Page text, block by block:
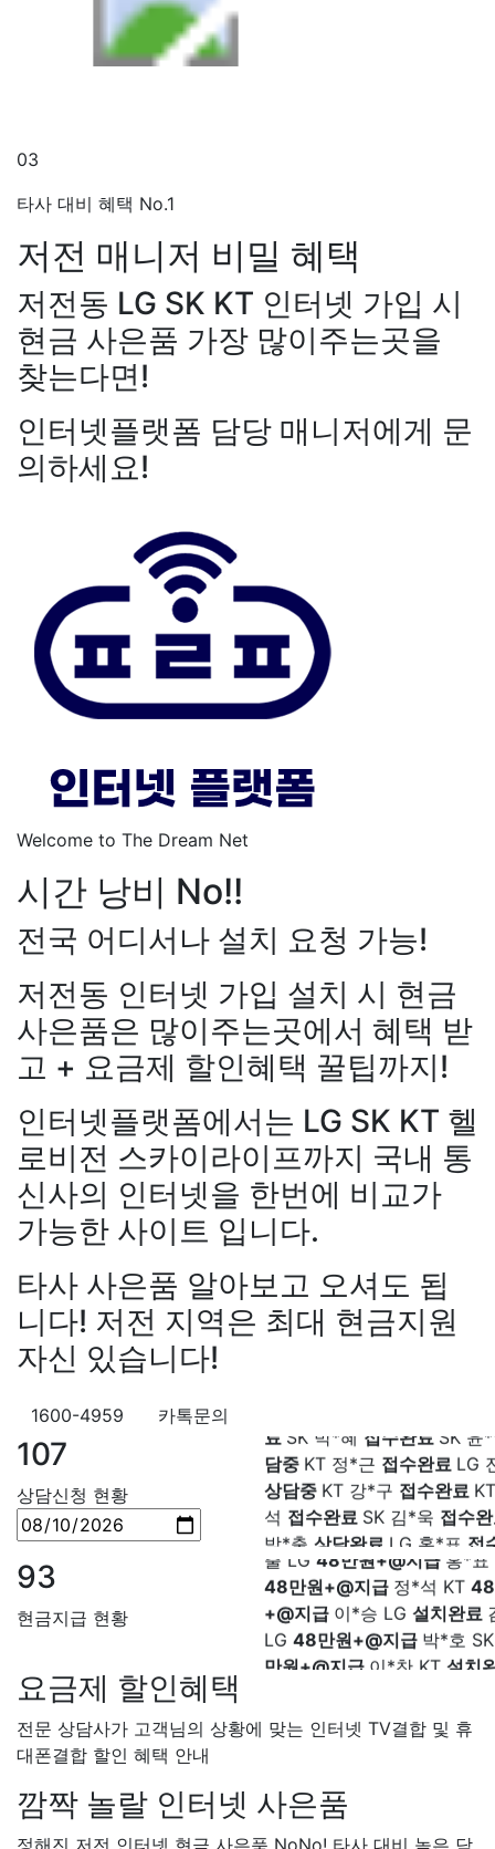
03
타사 대비 혜택 No.1
저전 매니저 비밀 혜택
저전동 LG SK KT 인터넷 가입 시
현금 사은품 가장 많이주는곳을
찾는다면!
인터넷플랫폼 담당 매니저에게 문
의하세요!
Welcome to The Dream Net
시간 낭비 No!!
전국 어디서나 설치 요청 가능!
저전동 인터넷 가입 설치 시 현금
사은품은 많이주는곳에서 혜택 받
고 + 요금제 할인혜택 꿀팁까지!
인터넷플랫폼에서는 LG SK KT 헬
로비전 스카이라이프까지 국내 통
신사의 인터넷을 한번에 비교가
가능한 사이트 입니다.
타사 사은품 알아보고 오셔도 됩
니다! 저전 지역은 최대 현금지원
자신 있습니다!
1600-4959 카톡문의
107
상담신청 현황
상담중KT 강*구 접수완료
석접수완료SK 김*욱접수
박*출상담완료 LG 홍*표접
SK 정*석상담완료 LG 이*승
대기KT 김*채상담완료LG
상담중KT 이*찬접수완료
솔접수완료SK 한*기상담
최*희접수완료LG 김*석 상
KT 이*희접수완료 KT 송*영
접수완료KT 신*헌접수완료
*수
상담완료 LG 김*일 접수
93
현금지급 현황
강*구 KT설치완료김*석 LG
원+@지급김*욱 KT설치완
출 LG48만원+@지급홍*표
48만원+@지급 정*석 KT
+@지급
이*승 LG설치완료
LG48만원+@지급 박*호
만원+@지급이*찬 KT설치
*솔 KT48만원+@지급한*
LG48만원+@지급송*영
지급변*열 KT
헌 LG 48만원+@지급
48만원+@지급김*일 SK
요금제 할인혜택
전문 상담사가 고객님의 상황에 맞는 인터넷 TV결합 및 휴
대폰결합 할인 혜택 안내
깜짝 놀랄 인터넷 사은품
정해진 저전 인터넷 현금 사은품 NoNo! 타사 대비 높은 담